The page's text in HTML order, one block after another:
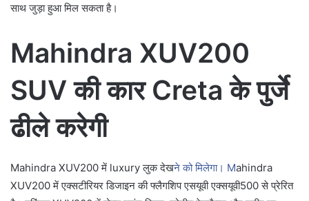
साथ जुड़ा हुआ मिल सकता है।
Mahindra XUV200
SUV की कार Creta के पुर्जे
ढीले करेगी
Mahindra XUV200 में luxury लुक देखने को मिलेगा। Mahindra
XUV200 में एक्सटीरियर डिजाइन की फ्लैगशिप एसयूवी एक्सयूवी500 से प्रेरित